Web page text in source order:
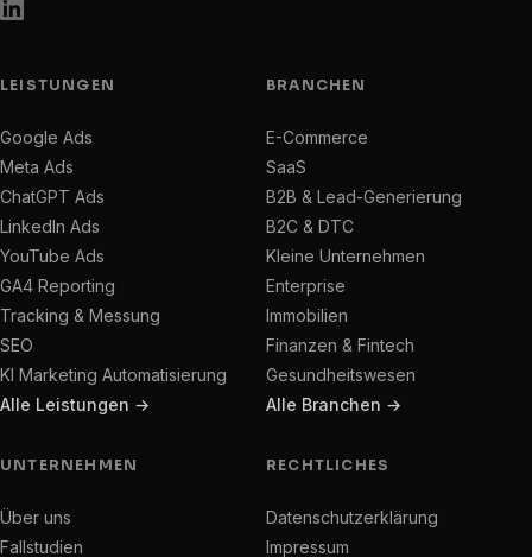
LEISTUNGEN
Google Ads
Meta Ads
ChatGPT Ads
LinkedIn Ads
YouTube Ads
GA4 Reporting
Tracking & Messung
SEO
KI Marketing Automatisierung
Alle Leistungen →
BRANCHEN
E-Commerce
SaaS
B2B & Lead-Generierung
B2C & DTC
Kleine Unternehmen
Enterprise
Immobilien
Finanzen & Fintech
Gesundheitswesen
Alle Branchen →
UNTERNEHMEN
Über uns
Fallstudien
RECHTLICHES
Datenschutzerklärung
Impressum